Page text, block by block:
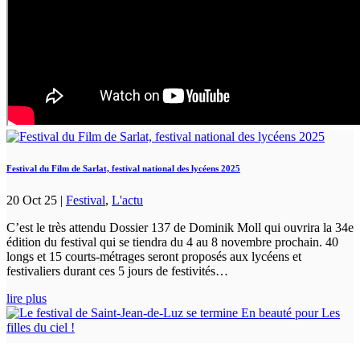
Festival du Film de Sarlat, festival national des lycéens 2025
20 Oct 25 | Festival, L'actu
C’est le très attendu Dossier 137 de Dominik Moll qui ouvrira la 34e
édition du festival qui se tiendra du 4 au 8 novembre prochain. 40
longs et 15 courts-métrages seront proposés aux lycéens et
festivaliers durant ces 5 jours de festivités…
lire plus